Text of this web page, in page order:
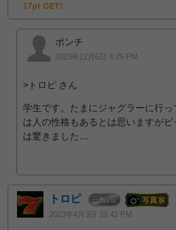
17pt GET!
ポンチ
2023年12月6日 4:25 PM
>トロピ さん
学生です。たまにジャグラーに行
は人の性格もあるとは思いますが
は驚きました…
トロピ 一般2位
2023年4月3日 10:42 PM